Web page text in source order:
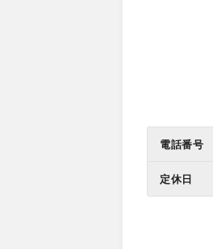
電話番号
定休日